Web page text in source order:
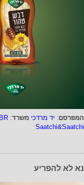
המפרסם: יד מרדכי משרד:
Saatchi&Saatchi
נא לא להפריע